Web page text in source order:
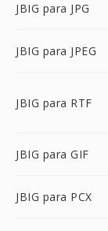
JBIG para JPG
JBIG para JPEG
JBIG para RTF
JBIG para GIF
JBIG para PCX